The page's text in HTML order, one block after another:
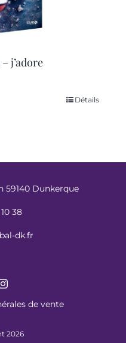
j’adore
Détails
59140 Dunkerque
38
dk.fr
de vente
2026